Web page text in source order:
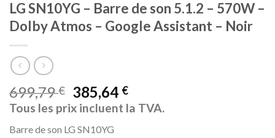
LG SN10YG – Barre de son 5.1.2 – 570W –
Dolby Atmos – Google Assistant – Noir
699,79€ 385,64 €
Tous les prix incluent la TVA.
Barre de son LG SN10YG